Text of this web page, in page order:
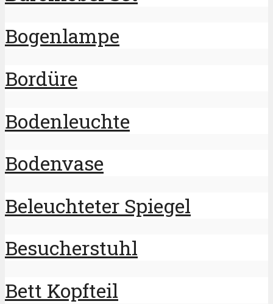
Bogenlampe
Bordüre
Bodenleuchte
Bodenvase
Beleuchteter Spiegel
Besucherstuhl
Bett Kopfteil